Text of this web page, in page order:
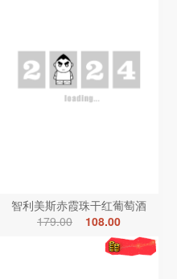
智利美斯赤霞珠干红葡萄酒
179.00
108.00